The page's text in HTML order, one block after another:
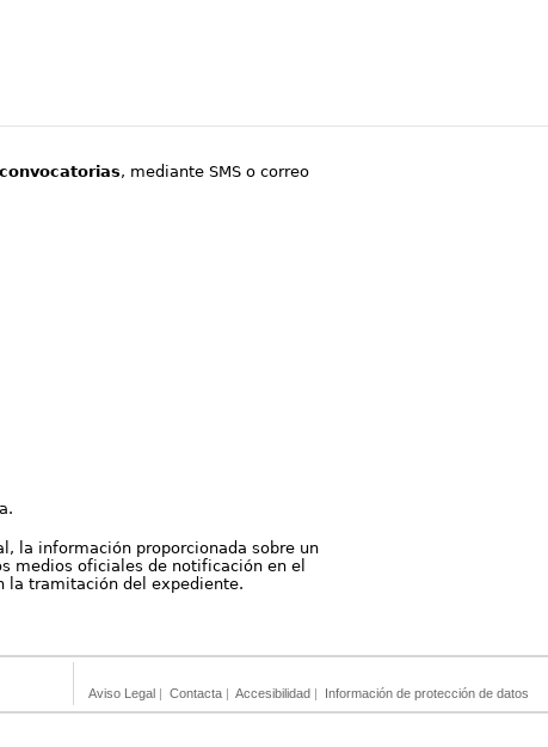
, mediante SMS o correo
la información proporcionada sobre un
medios oficiales de notificación en el
la tramitación del expediente.
Aviso Legal | Contacta | Accesibilidad | Información de protección de datos